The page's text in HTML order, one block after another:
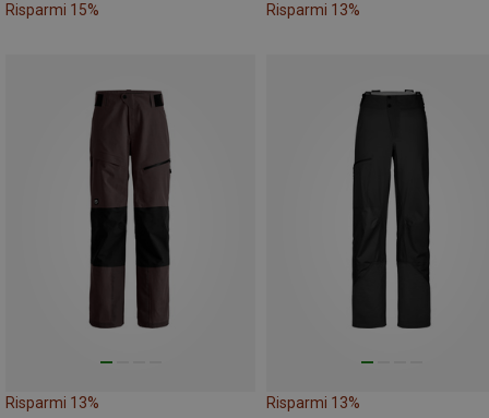
Risparmi 15% Risparmi 13%
Risparmi 13% Risparmi 13%